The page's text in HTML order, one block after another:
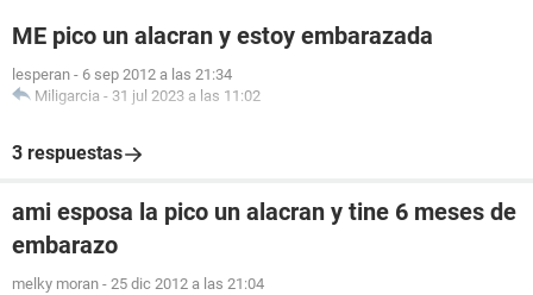
ME pico un alacran y estoy embarazada
lesperan - 6 sep 2012 a las 21:34
Miligarcia - 31 jul 2023 a las 11:02
3 respuestas
ami esposa la pico un alacran y tine 6 meses de
embarazo
melky moran - 25 dic 2012 a las 21:04